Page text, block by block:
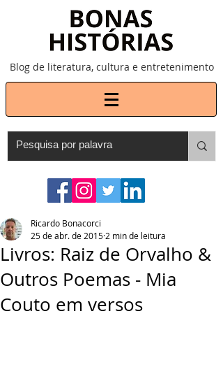
Blog de literatura, cultura e entretenimento
Livros: Raiz de Orvalho &
Outros Poemas - Mia
Couto em versos
Ricardo Bonacorci
25 de abr. de 2015 2 min de leitura